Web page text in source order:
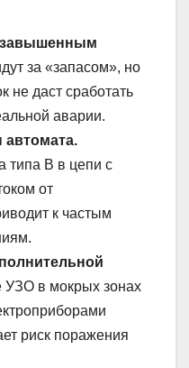
завышенным
за «запасом», но
не даст сработать
аварии.
типа B в цепи с
от
к частым
УЗО в мокрых зонах
риск поражения